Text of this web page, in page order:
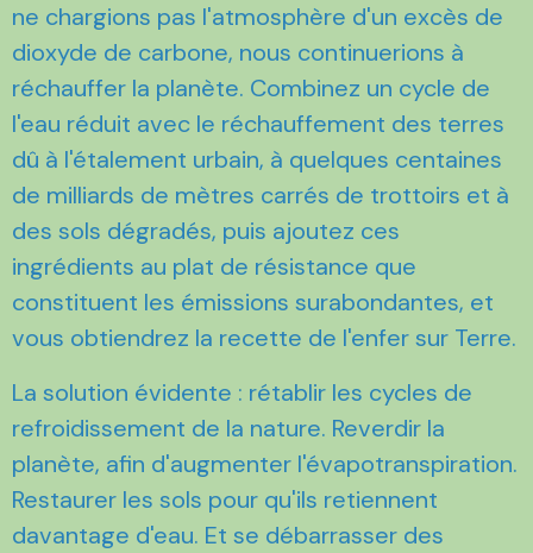
ne chargions pas l'atmosphère d'un excès de
dioxyde de carbone, nous continuerions à
réchauffer la planète. Combinez un cycle de
l'eau réduit avec le réchauffement des terres
dû à l'étalement urbain, à quelques centaines
de milliards de mètres carrés de trottoirs et à
des sols dégradés, puis ajoutez ces
ingrédients au plat de résistance que
constituent les émissions surabondantes, et
vous obtiendrez la recette de l'enfer sur Terre.
La solution évidente : rétablir les cycles de
refroidissement de la nature. Reverdir la
planète, afin d'augmenter l'évapotranspiration.
Restaurer les sols pour qu'ils retiennent
davantage d'eau. Et se débarrasser des